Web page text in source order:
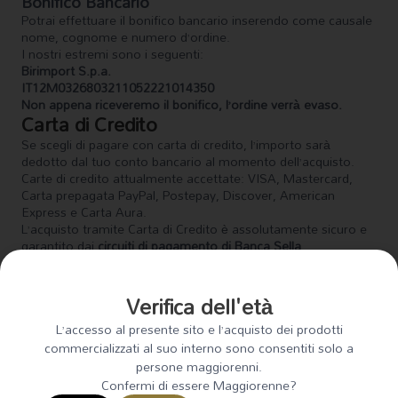
Potrai effettuare il bonifico bancario inserendo come causale
nome, cognome e numero d’ordine.
I nostri estremi sono i seguenti:
Birimport S.p.a.
IT12M0326803211052221014350
Non appena riceveremo il bonifico, l’ordine verrà evaso.
Carta di Credito
Se scegli di pagare con carta di credito, l’importo sarà
dedotto dal tuo conto bancario al momento dell’acquisto.
Carte di credito attualmente accettate: VISA, Mastercard,
Carta prepagata PayPal, Postepay, Discover, American
Express e Carta Aura.
L’acquisto tramite Carta di Credito è assolutamente sicuro e
garantito daicircuiti di pagamento di Banca Sella.
Paypal o pagare con carta di credito tramite il circuito Paypal.
Verifica dell'età
L’accesso al presente sito e l’acquisto dei prodotti
commercializzati al suo interno sono consentiti solo a
persone maggiorenni.
Confermi di essere Maggiorenne?